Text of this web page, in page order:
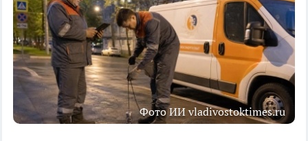
Фото ИИ vladivostoktimes.ru